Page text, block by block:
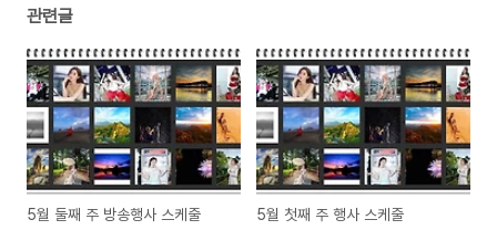
관련글
5월 둘째 주 방송행사 스케줄 5월 첫째 주 행사 스케줄